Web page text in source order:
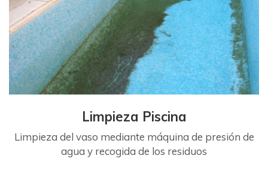
Limpieza Piscina
Limpieza del vaso mediante máquina de presión de
agua y recogida de los residuos